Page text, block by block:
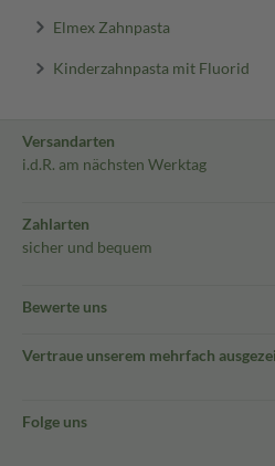
Elmex Zahnpasta
Kinderzahnpasta mit Fluorid
Versandarten
i.d.R. am nächsten Werktag
Zahlarten
sicher und bequem
Bewerte uns
Vertraue unserem mehrfach
Folge uns